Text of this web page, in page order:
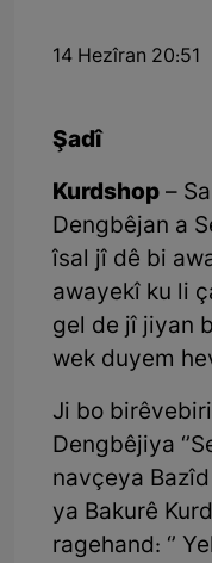
14 Hezîran 20:51
Şadî
Kurdshop –
Dengbêjan a
îsal jî dê bi
awayekî ku li
gel de jî jiyan
wek duyem
Ji bo
Dengbêjiya
navçeya
ya Bakurê
ragehand: ‘’